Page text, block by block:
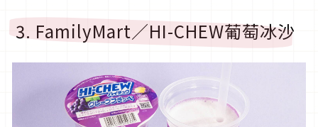
3. FamilyMart／HI-CHEW葡萄冰沙